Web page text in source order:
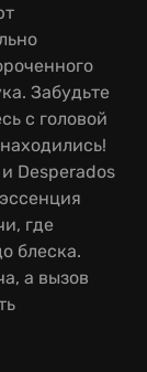
Забудьте
с головой
Desperados
где
блеска.
а вызов